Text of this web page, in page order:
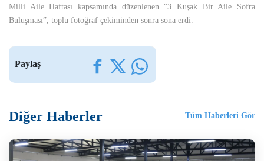
Milli Aile Haftası kapsamında düzenlenen “3 Kuşak Bir Aile Sofra
Buluşması”, toplu fotoğraf çekiminden sonra sona erdi.
Paylaş
Diğer Haberler Tüm Haberleri Gör